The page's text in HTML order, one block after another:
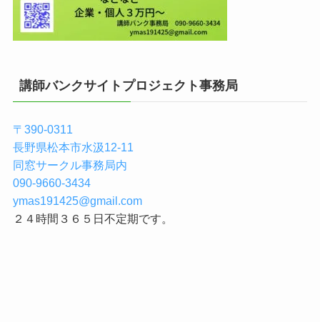
講師バンクサイトプロジェクト事務局
〒390-0311
長野県松本市水汲12-11
同窓サークル事務局内
090-9660-3434
ymas191425@gmail.com
２４時間３６５日不定期です。